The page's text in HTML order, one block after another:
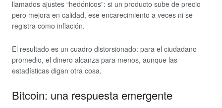
llamados ajustes “hedónicos”: si un producto sube de precio
pero mejora en calidad, ese encarecimiento a veces ni se
registra como inflación.
El resultado es un cuadro distorsionado: para el ciudadano
promedio, el dinero alcanza para menos, aunque las
estadísticas digan otra cosa.
Bitcoin: una respuesta emergente